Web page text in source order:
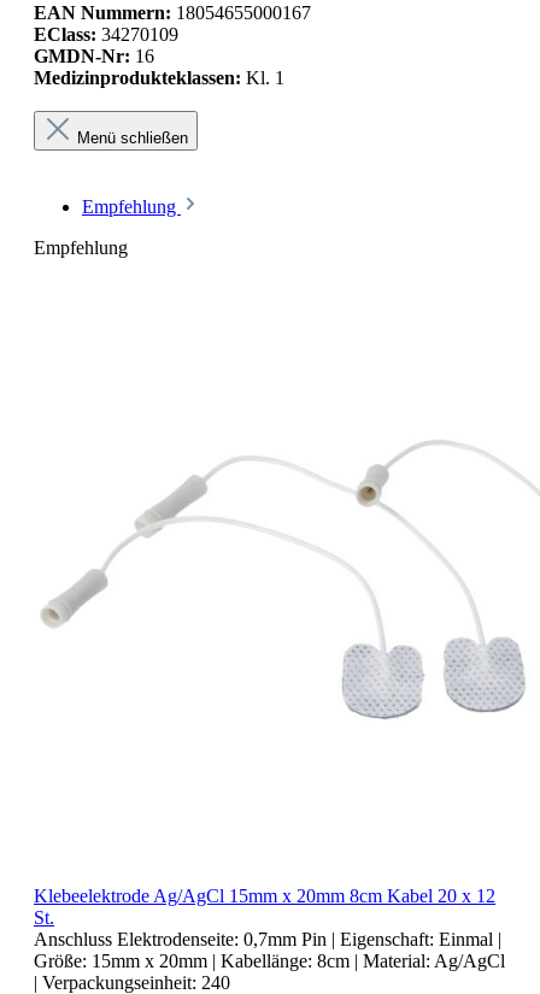
EAN Nummern: 18054655000167
EClass: 34270109
GMDN-Nr: 16
Medizinprodukteklassen: Kl. 1
Menü schließen
Empfehlung
Empfehlung
Klebeelektrode Ag/AgCl 15mm x 20mm 8cm Kabel 20 x 12
St.
Anschluss Elektrodenseite: 0,7mm Pin | Eigenschaft: Einmal |
Größe: 15mm x 20mm | Kabellänge: 8cm | Material: Ag/AgCl
| Verpackungseinheit: 240